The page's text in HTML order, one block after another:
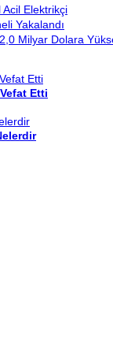
Acil Elektrikçi
Yakalandı
Milyar Dolara
Etti